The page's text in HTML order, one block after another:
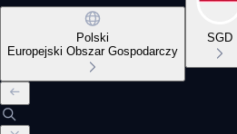
Polski
Europejski Obszar Gospodarczy
SGD